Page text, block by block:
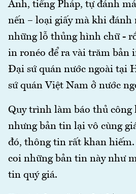
Anh, tiếng Pháp, tự đánh
nến – loại giấy mà khi đánh
những lỗ thủng hình chữ -
in ronéo để ra vài trăm bản
Đại sứ quán nước ngoài tại
sứ quán Việt Nam ở nước
Quy trình làm báo thủ công
nhưng bản tin lại vô cùng
đó, thông tin rất khan hiếm.
coi những bản tin này như
tin quý giá.